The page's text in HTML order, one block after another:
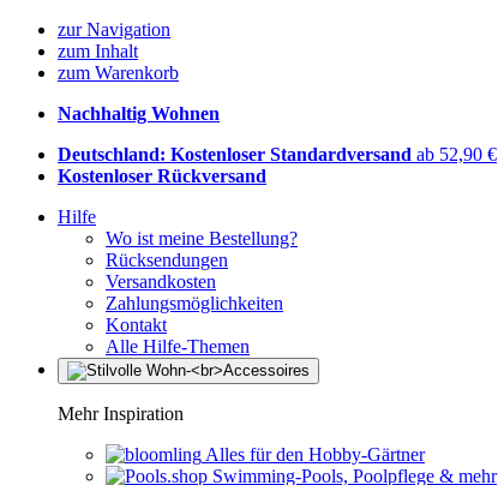
zur Navigation
zum Inhalt
zum Warenkorb
Nachhaltig Wohnen
Deutschland: Kostenloser Standardversand ab 52,90 €
Kostenloser Rückversand
Hilfe
Wo ist meine Bestellung?
Rücksendungen
Versandkosten
Zahlungsmöglichkeiten
Kontakt
Alle Hilfe-Themen
Mehr Inspiration
Alles für den Hobby-Gärtner
Swimming-Pools, Poolpflege & mehr